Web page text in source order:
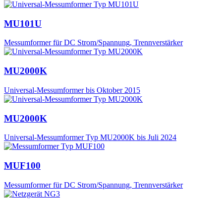
MU101U
Messumformer für DC Strom/Spannung, Trennverstärker
MU2000K
Universal-Messumformer bis Oktober 2015
MU2000K
Universal-Messumformer Typ MU2000K bis Juli 2024
MUF100
Messumformer für DC Strom/Spannung, Trennverstärker